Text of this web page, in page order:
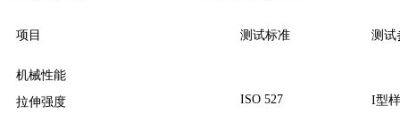
项目 测试标准 测试
机械性能
拉伸强度
ISO 527
I型